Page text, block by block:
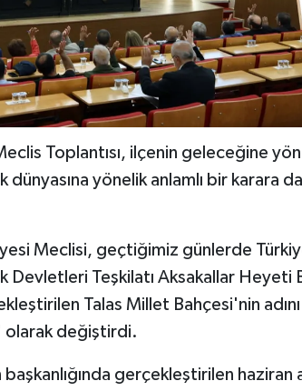
Toplantısı, ilçenin geleceğine yön
dünyasına yönelik anlamlı bir karara
Meclisi, geçtiğimiz günlerde
Devletleri Teşkilatı Aksakallar Heyeti
Talas Millet Bahçesi'nin
olarak değiştirdi.
gerçekleştirilen haziran